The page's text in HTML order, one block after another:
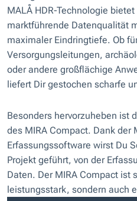
MALÅ HDR-Technologie
marktführende Datenqualität
maximaler Eindringtiefe. Ob
Versorgungsleitungen,
oder andere großflächige
liefert Dir gestochen scharfe
Besonders hervorzuheben ist
des MIRA Compact. Dank der
Erfassungssoftware wirst Du
Projekt geführt, von der
Daten. Der MIRA Compact ist
leistungsstark, sondern auch